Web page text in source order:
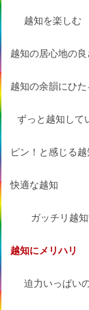
越知を楽しむ
越知の居心地の良
越知の余韻にひた
ずっと越知して
ピン！と感じる越
快適な越知
ガッチリ越
越知にメリハリ
迫力いっぱい